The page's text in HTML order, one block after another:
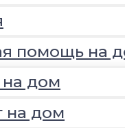
помощь на
дом
на дом